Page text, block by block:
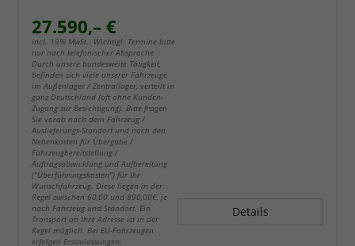
27.590,– €
incl. 19% MwSt.. Wichtig!: Termine bitte
nur nach telefonischer Absprache.
Durch unsere bundesweite Tätigkeit,
befinden sich viele unserer Fahrzeuge
im Außenlager / Zentrallager, verteilt in
ganz Deutschland (oft ohne Kunden-
Zugang zur Besichtigung). Bitte fragen
Sie vorab nach dem Fahrzeug /
Auslieferungs-Standort und nach den
Nebenkosten für Übergabe /
Fahrzeugbereitstellung /
Auftragsabwicklung und Aufbereitung
("Überführungskosten") für Ihr
Wunschfahrzeug. Diese liegen in der
Regel zwischen 60,00 und 890,00€, je
nach Fahrzeug und Standort. Ein
Transport an Ihre Adresse ist in der
Regel möglich. Bei EU-Fahrzeugen
erfolgen Erstzulassungen,
Details